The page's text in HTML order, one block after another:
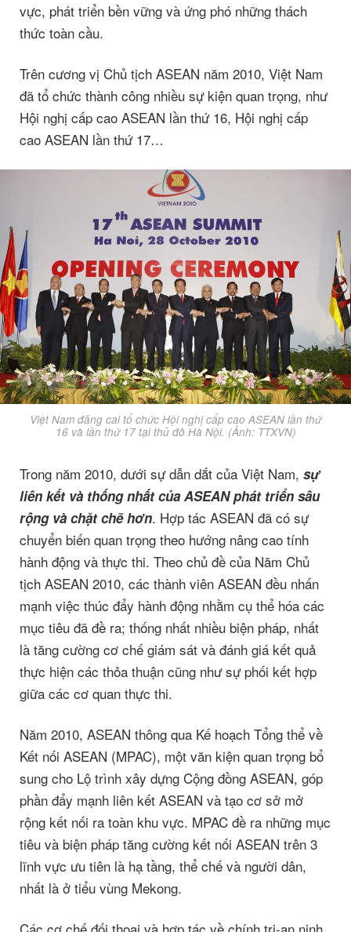
vực, phát triển bền vững và ứng phó những thách
thức toàn cầu.
Trên cương vị Chủ tịch ASEAN năm 2010, Việt Nam
đã tổ chức thành công nhiều sự kiện quan trọng, như
Hội nghị cấp cao ASEAN lần thứ 16, Hội nghị cấp
cao ASEAN lần thứ 17…
Việt Nam đăng cai tổ chức Hội nghị cấp cao ASEAN lần thứ
16 và lần thứ 17 tại thủ đô Hà Nội. (Ảnh: TTXVN)
Trong năm 2010, dưới sự dẫn dắt của Việt Nam, sự
liên kết và thống nhất của ASEAN phát triển sâu
rộng và chặt chẽ hơn. Hợp tác ASEAN đã có sự
chuyển biến quan trọng theo hướng nâng cao tính
hành động và thực thi. Theo chủ đề của Năm Chủ
tịch ASEAN 2010, các thành viên ASEAN đều nhấn
mạnh việc thúc đẩy hành động nhằm cụ thể hóa các
mục tiêu đã đề ra; thống nhất nhiều biện pháp, nhất
là tăng cường cơ chế giám sát và đánh giá kết quả
thực hiện các thỏa thuận cũng như sự phối kết hợp
giữa các cơ quan thực thi.
Năm 2010, ASEAN thông qua Kế hoạch Tổng thể về
Kết nối ASEAN (MPAC), một văn kiện quan trọng bổ
sung cho Lộ trình xây dựng Cộng đồng ASEAN, góp
phần đẩy mạnh liên kết ASEAN và tạo cơ sở mở
rộng kết nối ra toàn khu vực. MPAC đề ra những mục
tiêu và biện pháp tăng cường kết nối ASEAN trên 3
lĩnh vực ưu tiên là hạ tầng, thể chế và người dân,
nhất là ở tiểu vùng Mekong.